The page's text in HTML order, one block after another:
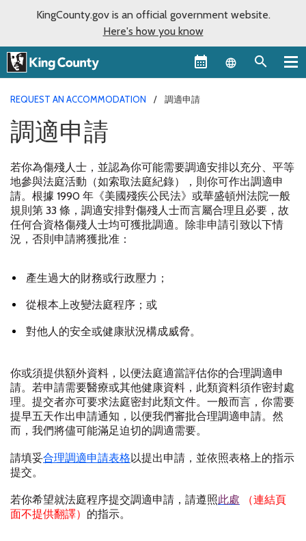
KingCounty.gov is an official government website.
Here's how you know
Language
REQUEST AN ACCOMMODATION 調適申請
調適申請
若你為傷殘人士，並認為你可能需要調適安排以充分、平等
地參與法庭活動（如索取法庭紀錄），則你可作出調適申
請。根據 1990 年《美國殘疾公民法》或華盛頓州法院一般
規則第 33 條，調適安排對傷殘人士而言屬合理且必要，故
任何合資格傷殘人士均可獲批調適。除非申請引致以下情
況，否則申請將獲批准：
產生過大的財務或行政壓力；
從根本上改變法庭程序；或
對他人的安全或健康狀況構成威脅。
你或須提供額外資料，以便法庭適當評估你的合理調適申
請。若申請需要醫療或其他健康資料，此類資料須作密封處
理。提交者亦可要求法庭密封此類文件。一般而言，你需要
提早五天作出申請通知，以便我們審批合理調適申請。然
而，我們將儘可能滿足迫切的調適需要。
請填妥合理調適申請表格以提出申請，並依照表格上的指示
提交。
若你希望就法庭程序提交調適申請，請遵照此處
（連結頁
面不提供翻譯） 的指示。